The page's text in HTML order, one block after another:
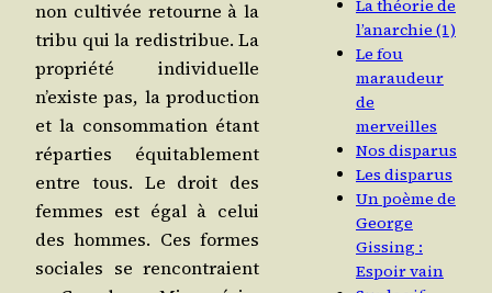
non culti­vée retourne à la
tri­bu qui la redis­tri­bue. La
pro­prié­té indi­vi­duelle
n’existe pas, la pro­duc­tion
et la consom­ma­tion étant
répar­ties équi­ta­ble­ment
entre tous. Le droit des
femmes est égal à celui
des hommes. Ces formes
sociales se ren­con­traient
La théorie de
l’anarchie (1)
Le fou
maraudeur
de
merveilles
Nos disparus
Les disparus
Un poème de
George
Gissing :
Espoir vain